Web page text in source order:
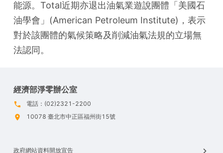
能源。Total近期亦退出油氣業遊說團體「美國石
油學會」(American Petroleum Institute)，表示
對於該團體的氣候策略及削減油氣法規的立場無
法認同。
經濟部淨零辦公室
電話：(02)2321-2200
10078 臺北市中正區福州街15號
政府網站資料開放宣告